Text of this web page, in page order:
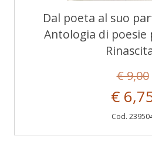
Dal poeta al suo
Antologia di poesie
€ 9,00
€
Cod.